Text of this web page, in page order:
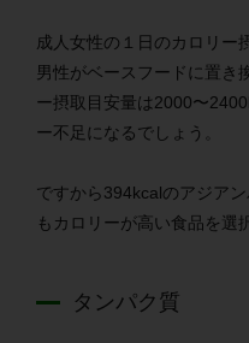
成人女性の１日のカロリー
男性がベースフードに置き
ー摂取目安量は2000〜
ー不足になるでしょう。
ですから394kcalのアジア
もカロリーが高い食品を選
タンパク質